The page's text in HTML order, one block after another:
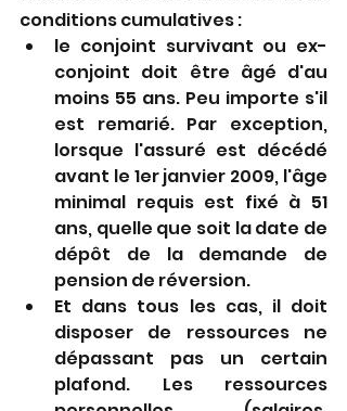
conditions cumulatives :
le conjoint survivant ou ex-
conjoint doit être âgé d'au
moins 55 ans. Peu importe s'il
est remarié. Par exception,
lorsque l'assuré est décédé
avant le 1er janvier 2009, l'âge
minimal requis est fixé à 51
ans, quelle que soit la date de
dépôt de la demande de
pension de réversion.
Et dans tous les cas, il doit
disposer de ressources ne
dépassant pas un certain
plafond. Les ressources